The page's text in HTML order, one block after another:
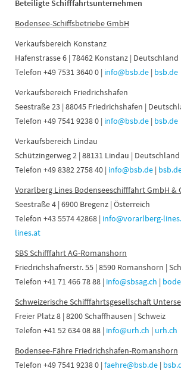
Beteiligte Schifffahrtsunternehmen
Bodensee-Schiffsbetriebe GmbH
Verkaufsbereich Konstanz
Hafenstrasse 6 | 78462 Konstanz | Deutschland
Telefon +49 7531 3640 0 | info@bsb.de | bsb.de
Verkaufsbereich Friedrichshafen
Seestraße 23 | 88045 Friedrichshafen |
Telefon +49 7541 9238 0 | info@bsb.de | bsb.de
Verkaufsbereich Lindau
Schützingerweg 2 | 88131 Lindau | Deutschland
Telefon +49 8382 2758 40 | info@bsb.de |
Vorarlberg Lines Bodenseeschifffahrt GmbH &
Seestraße 4 | 6900 Bregenz | Österreich
Telefon +43 5574 42868 | info@vorarlberg-
lines.at
SBS Schifffahrt AG-Romanshorn
Friedrichshafnerstr. 55 | 8590 Romanshorn |
Telefon +41 71 466 78 88 | info@sbsag.ch |
Schweizerische Schifffahrtsgesellschaft
Freier Platz 8 | 8200 Schaffhausen | Schweiz
Telefon +41 52 634 08 88 | info@urh.ch | urh.ch
Bodensee-Fähre Friedrichshafen-Romanshorn
Telefon +49 7541 9238 0 | faehre@bsb.de |